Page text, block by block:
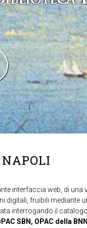
interfaccia web, di
digitali, fruibili
interrogando il
SBN, OPAC della